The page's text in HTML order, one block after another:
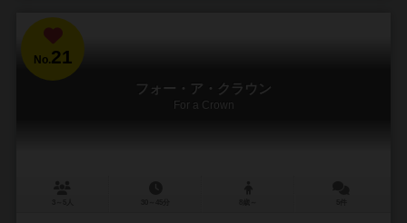
No.21
フォー・ア・クラウン
For a Crown